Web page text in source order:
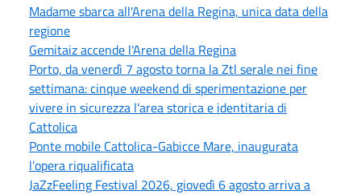
Madame sbarca all'Arena della Regina, unica data della
regione
Gemitaiz accende l'Arena della Regina
Porto, da venerdì 7 agosto torna la Ztl serale nei fine
settimana: cinque weekend di sperimentazione per
vivere in sicurezza l'area storica e identitaria di
Cattolica
Ponte mobile Cattolica-Gabicce Mare, inaugurata
l’opera riqualificata
JaZzFeeling Festival 2026, giovedì 6 agosto arriva a